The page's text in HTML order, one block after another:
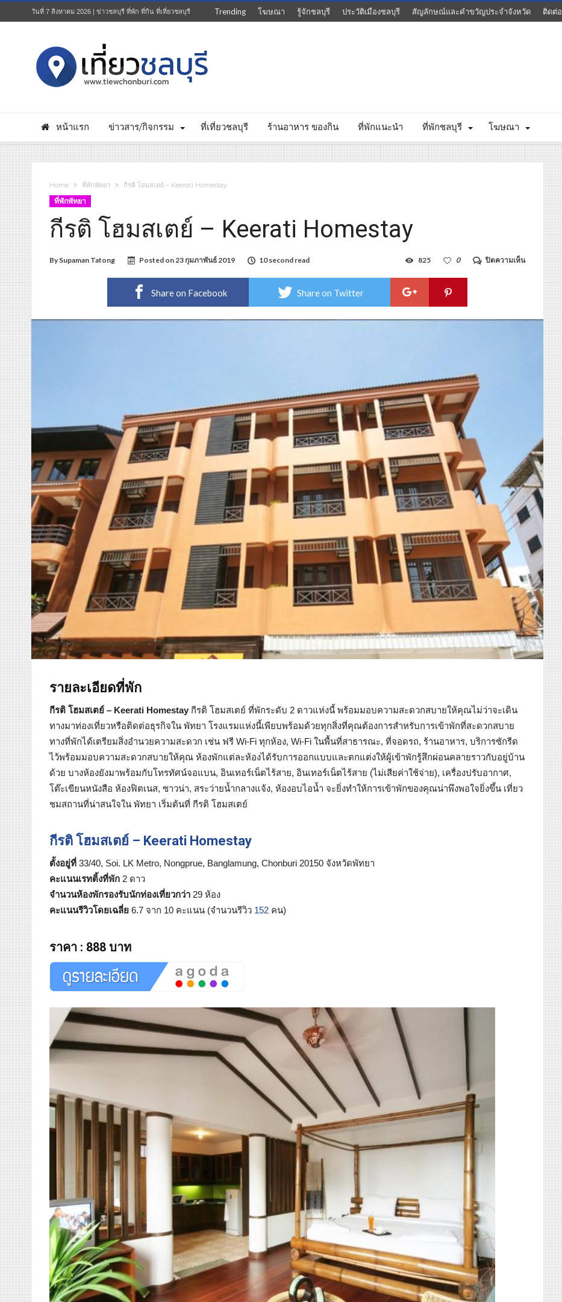
วันที่ 7 สิงหาคม 2026 | ข่าวชลบุรี ที่พัก ที่กิน ที่เที่ยวชลบุรี Trending โฆษณา รู้จักชลบุรี ประวัติเมืองชลบุรี สัญลักษณ์และคำขวัญประจำจังหวัด ติดต่อ
หน้าแรก ข่าวสาร/กิจกรรม ที่เที่ยวชลบุรี ร้านอาหาร ของกิน ที่พักแนะนำ ที่พักชลบุรี โฆษณา
Home ที่พักพัทยา กีรติ โฮมสเตย์ – Keerati Homestay
ที่พักพัทยา
กีรติ โฮมสเตย์ – Keerati Homestay
By Supaman Tatong Posted on23 กุมภาพันธ์ 2019 10 second read ปิดความเห็นบน
Homestay
0
825
Share on Facebook Share on Twitter
รายละเอียดที่พัก
กีรติ โฮมสเตย์ – Keerati Homestay กีรติ โฮมสเตย์ ที่พักระดับ 2 ดาวแห่งนี้ พร้อมมอบความสะดวกสบายให้คุณไม่ว่าจะเดิน
ทางมาท่องเที่ยวหรือติดต่อธุรกิจใน พัทยา โรงแรมแห่งนี้เพียบพร้อมด้วยทุกสิ่งที่คุณต้องการสำหรับการเข้าพักที่สะดวกสบาย
ทางที่พักได้เตรียมสิ่งอำนวยความสะดวก เช่น ฟรี Wi-Fi ทุกห้อง, Wi-Fi ในพื้นที่สาธารณะ, ที่จอดรถ, ร้านอาหาร, บริการซักรีด
ไว้พร้อมมอบความสะดวกสบายให้คุณ ห้องพักแต่ละห้องได้รับการออกแบบและตกแต่งให้ผู้เข้าพักรู้สึกผ่อนคลายราวกับอยู่บ้าน
ด้วย บางห้องยังมาพร้อมกับโทรทัศน์จอแบน, อินเทอร์เน็ตไร้สาย, อินเทอร์เน็ตไร้สาย (ไม่เสียค่าใช้จ่าย), เครื่องปรับอากาศ,
โต๊ะเขียนหนังสือ ห้องฟิตเนส, ซาวน่า, สระว่ายน้ำกลางแจ้ง, ห้องอบไอน้ำ จะยิ่งทำให้การเข้าพักของคุณน่าพึงพอใจยิ่งขึ้น เที่ยว
ชมสถานที่น่าสนใจใน พัทยา เริ่มต้นที่ กีรติ โฮมสเตย์
กีรติ โฮมสเตย์ – Keerati Homestay
ตั้งอยู่ที่ 33/40, Soi. LK Metro, Nongprue, Banglamung, Chonburi 20150 จังหวัดพัทยา
คะแนนเรทติ้งที่พัก 2 ดาว
จำนวนห้องพักรองรับนักท่องเที่ยวกว่า 29 ห้อง
คะแนนรีวิวโดยเฉลี่ย 6.7 จาก 10 คะแนน (จำนวนรีวิว 152 คน)
ราคา : 888 บาท